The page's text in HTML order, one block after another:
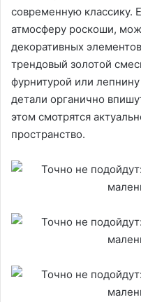
современную классику.
атмосферу роскоши,
декоративных
трендовый золотой
фурнитурой или
детали органично
этом смотрятся
пространство.